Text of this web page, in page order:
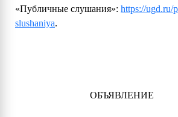
«Публичные слушания»: https://ugd.ru/
slushaniya.
ОБЪЯВЛЕНИЕ